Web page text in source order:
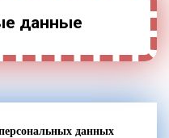
данные
данных